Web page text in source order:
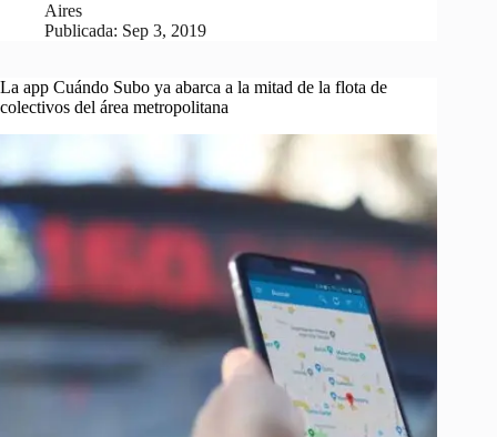
Aires
Publicada: Sep 3, 2019
La app Cuándo Subo ya abarca a la mitad de la flota de
colectivos del área metropolitana